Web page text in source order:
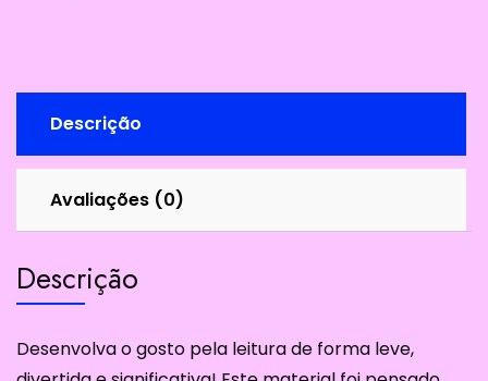
Descrição
Avaliações (0)
Descrição
Desenvolva o gosto pela leitura de forma leve,